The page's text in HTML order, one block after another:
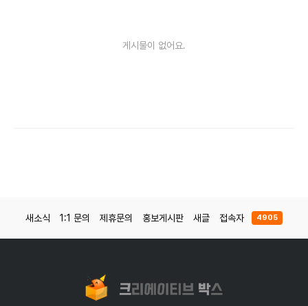
게시물이 없어요.
새소식 1:1 문의 제휴문의 홍보게시판 새글 접속자 4905